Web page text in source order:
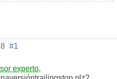
#1
experto,